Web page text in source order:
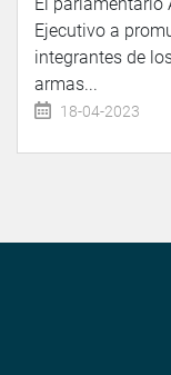
Ejecutivo a
integrantes de
armas...
18-04-2023